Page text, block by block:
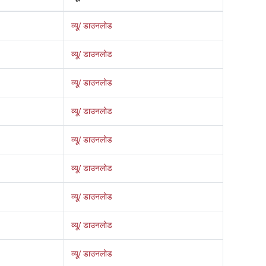
व्यू/ डाउनलोड
व्यू/ डाउनलोड
व्यू/ डाउनलोड
व्यू/ डाउनलोड
व्यू/ डाउनलोड
व्यू/ डाउनलोड
व्यू/ डाउनलोड
व्यू/ डाउनलोड
व्यू/ डाउनलोड